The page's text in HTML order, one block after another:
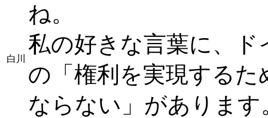
白川
ね。
私の好きな言葉に、
の「権利を実現する
ならない」がありま